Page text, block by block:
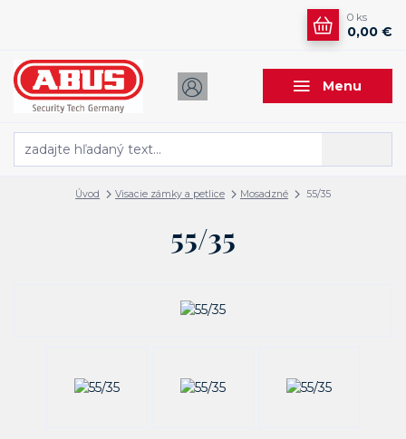
Menu
0 ks
0,00 €
Úvod Visacie zámky a petlice Mosadzné 55/35
55/35